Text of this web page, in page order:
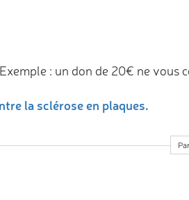
: un don de 20€ ne vous
la sclérose en plaques.